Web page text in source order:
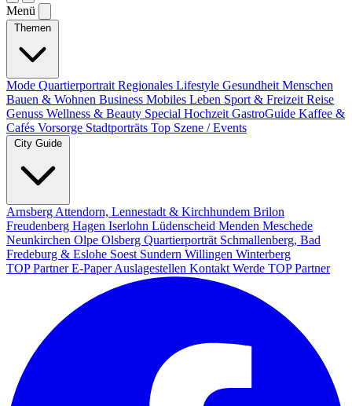
Menü
Themen
Mode Quartierportrait Regionales Lifestyle Gesundheit Menschen
Bauen & Wohnen Business Mobiles Leben Sport & Freizeit Reise
Genuss Wellness & Beauty Special Hochzeit GastroGuide Kaffee &
Cafés Vorsorge Stadtporträts Top Szene / Events
City Guide
Arnsberg Attendorn, Lennestadt & Kirchhundem Brilon
Freudenberg Hagen Iserlohn Lüdenscheid Menden Meschede
Neunkirchen Olpe Olsberg Quartierporträt Schmallenberg, Bad
Fredeburg & Eslohe Soest Sundern Willingen Winterberg
TOP PartnerE-PaperAuslagestellen Kontakt Werde TOP Partner